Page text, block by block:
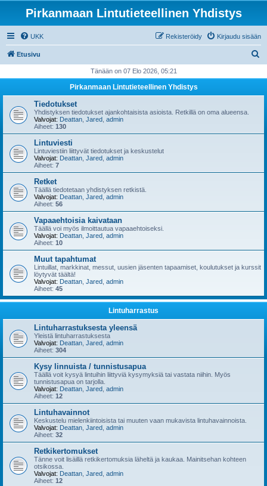
Pirkanmaan Lintutieteellinen Yhdistys
UKK Kirjaudu sisään
Rekisteröidy
Etusivu
i
Tänään on 07 Elo 2026, 05:21
Pirkanmaan Lintutieteellinen Yhdistys
Tiedotukset
Yhdistyksen tiedotukset ajankohtaisista asioista. Retkillä on oma alueensa.
Valvojat: Deattan Jared admin
Aiheet: 130
Lintuviesti
Lintuviestiin liittyvät tiedotukset ja keskustelut
Valvojat: Deattan Jared admin
Aiheet: 7
Retket
Täällä tiedotetaan yhdistyksen retkistä.
Valvojat: Deattan Jared admin
Aiheet: 56
Vapaaehtoisia kaivataan
Täällä voi myös ilmoittautua vapaaehtoiseksi.
Valvojat: Deattan Jared admin
Aiheet: 10
Muut tapahtumat
Lintuillat, markkinat, messut, uusien jäsenten tapaamiset, koulutukset ja kurssit
löytyvät täältä!
Valvojat: Deattan Jared admin
Aiheet: 45
Lintuharrastus
Lintuharrastuksesta yleensä
Yleistä lintuharrastuksesta
Valvojat: Deattan Jared admin
Aiheet: 304
Kysy linnuista / tunnistusapua
Täällä voit kysyä lintuihin liittyviä kysymyksiä tai vastata niihin. Myös
tunnistusapua on tarjolla.
Valvojat: Deattan Jared admin
Aiheet: 12
Lintuhavainnot
Keskustelu mielenkiintoisista tai muuten vaan mukavista lintuhavainnoista.
Valvojat: Deattan Jared admin
Aiheet: 32
Retkikertomukset
Tänne voit lisäillä retkikertomuksia läheltä ja kaukaa. Mainitsehan kohteen
otsikossa.
Valvojat: Deattan Jared admin
Aiheet: 12